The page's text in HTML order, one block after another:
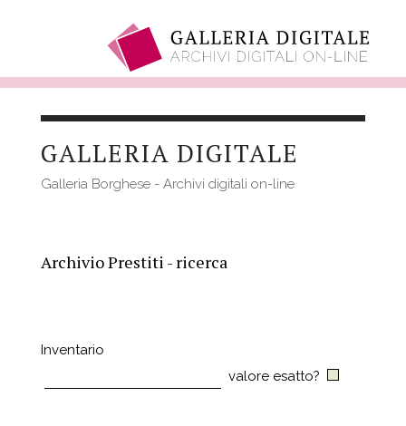
contenutoGALLERIA DIGITALE
Galleria Borghese - Archivi digitali on-line
Archivio Prestiti - ricerca
Inventario
valore esatto?